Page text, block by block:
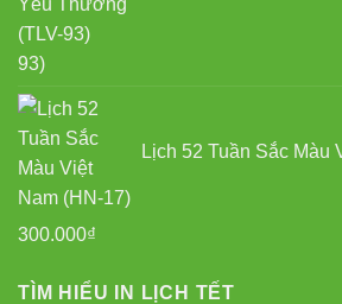
93)
Lịch 52 Tuần Sắc Màu
300.000₫
TÌM HIỂU IN LỊCH TẾT